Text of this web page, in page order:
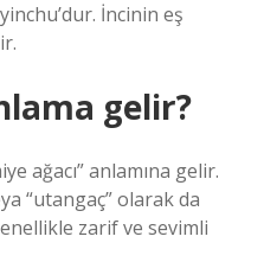
İncinin eş
gelir?
ağacı” anlamına gelir.
“utangaç” olarak da
zarif ve sevimli